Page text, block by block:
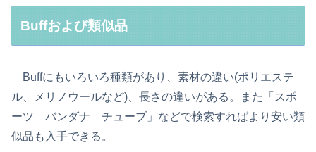
Buffおよび類似品
Buffにもいろいろ種類があり、素材の違い(ポリエステ
ル、メリノウールなど)、長さの違いがある。また「スポ
ーツ バンダナ チューブ」などで検索すればより安い類
似品も入手できる。